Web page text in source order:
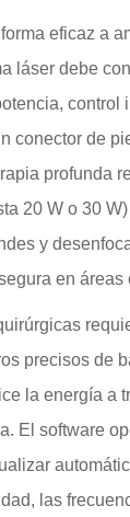
eficaz a
láser debe
control
conector de
profunda
20 W o 30
y
en áreas
precisos de
la energía a
El software
las